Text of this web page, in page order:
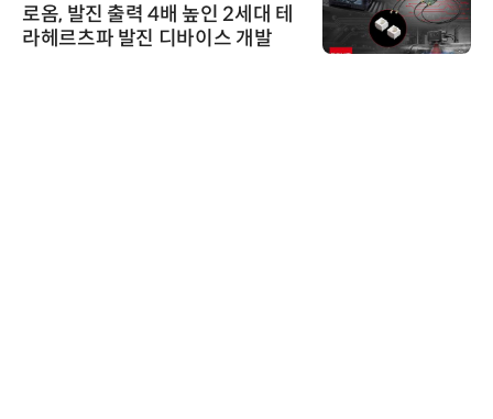
로옴, 발진 출력 4배 높인 2세대 테
라헤르츠파 발진 디바이스 개발